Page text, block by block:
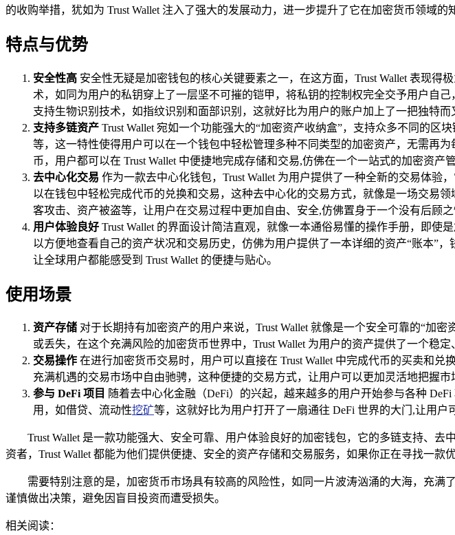
的收购举措，犹如为 Trust Wallet 注入了强大的发展动力，进一步提升了它在加密货币领域的
特点与优势
安全性高 安全性无疑是加密钱包的核心关键要素之一，在这方面，Trust Wallet 表现
术，如同为用户的私钥穿上了一层坚不可摧的铠甲，将私钥的控制权完全交予用户自
支持生物识别技术，如指纹识别和面部识别，这就好比为用户的账户加上了一把独特
支持多链资产 Trust Wallet 宛如一个功能强大的“加密资产收纳盒”，支持众多不同的区
等，这一特性使得用户可以在一个钱包中轻松管理多种不同类型的加密资产，无需再
币，用户都可以在 Trust Wallet 中便捷地完成存储和交易,仿佛在一个一站式的加密资产
去中心化交易 作为一款去中心化钱包，Trust Wallet 为用户提供了一种全新的交易体
以在钱包中轻松完成代币的兑换和交易，这种去中心化的交易方式，就像是一场交易
客攻击、资产被盗等，让用户在交易过程中更加自由、安全,仿佛置身于一个没有后顾之
用户体验良好 Trust Wallet 的界面设计简洁直观，就像一本通俗易懂的操作手册，即
以方便地查看自己的资产状况和交易历史，仿佛为用户提供了一本详细的资产“账本”
让全球用户都能感受到 Trust Wallet 的便捷与贴心。
使用场景
资产存储 对于长期持有加密资产的用户来说，Trust Wallet 就像是一个安全可靠的“加
或丢失，在这个充满风险的加密货币世界中，Trust Wallet 为用户的资产提供了一个稳定
交易操作 在进行加密货币交易时，用户可以直接在 Trust Wallet 中完成代币的买卖和
充满机遇的交易市场中自由驰骋，这种便捷的交易方式，让用户可以更加灵活地把握市
参与 DeFi 项目 随着去中心化金融（DeFi）的兴起，越来越多的用户开始参与各种
用，如借贷、流动性挖矿等，这就好比为用户打开了一扇通往 DeFi 世界的大门,让用户
Trust Wallet 是一款功能强大、安全可靠、用户体验良好的加密钱包，它的多链支持、
资者，Trust Wallet 都能为他们提供便捷、安全的资产存储和交易服务，如果你正在寻找一款
需要特别注意的是，加密货币市场具有较高的风险性，如同一片波涛汹涌的大海，充满
谨慎做出决策，避免因盲目投资而遭受损失。
相关阅读：